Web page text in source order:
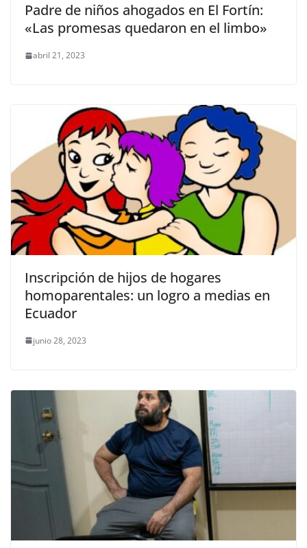
Padre de niños ahogados en El Fortín:
«Las promesas quedaron en el limbo»
abril 21, 2023
Inscripción de hijos de hogares
homoparentales: un logro a medias en
Ecuador
junio 28, 2023